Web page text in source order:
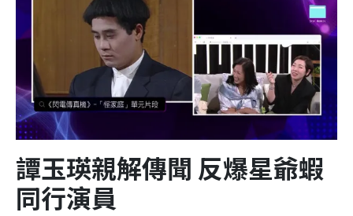
譚玉瑛親解傳聞 反爆星爺蝦
同行演員